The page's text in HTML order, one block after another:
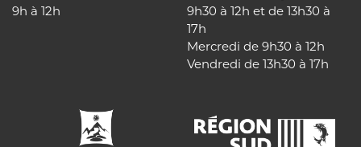
9h à 12h
9h30 à 12h et de 13h30 à
17h
Mercredi de 9h30 à 12h
Vendredi de 13h30 à 17h